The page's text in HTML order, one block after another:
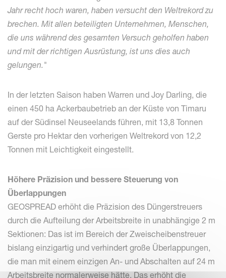
Jahr recht hoch waren, haben versucht den Weltrekord zu
brechen. Mit allen beteiligten Unternehmen, Menschen,
die uns während des gesamten Versuch geholfen haben
und mit der richtigen Ausrüstung, ist uns dies auch
gelungen."
In der letzten Saison haben Warren und Joy Darling, die
einen 450 ha Ackerbaubetrieb an der Küste von Timaru
auf der Südinsel Neuseelands führen, mit 13,8 Tonnen
Gerste pro Hektar den vorherigen Weltrekord von 12,2
Tonnen mit Leichtigkeit eingestellt.
Höhere Präzision und bessere Steuerung von
Überlappungen
GEOSPREAD erhöht die Präzision des Düngerstreuers
durch die Aufteilung der Arbeitsbreite in unabhängige 2 m
Sektionen: Das ist im Bereich der Zweischeibenstreuer
bislang einzigartig und verhindert große Überlappungen,
die man mit einem einzigen An- und Abschalten auf 24 m
Arbeitsbreite normalerweise hätte. Das erhöht die